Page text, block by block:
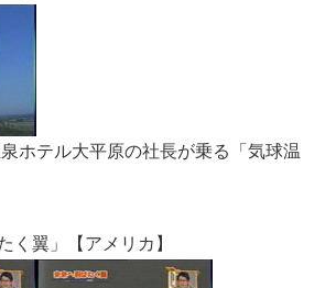
ホテル大平原の社長が乗る「気球温
く翼」【アメリカ】